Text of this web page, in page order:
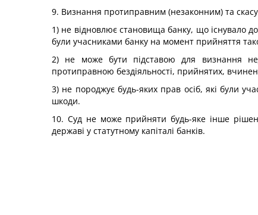
9. Визнання протиправним (незаконним) та
1) не відновлює становища банку, що існувало
були учасниками банку на момент прийняття
2) не може бути підставою для визнання
протиправною бездіяльності, прийнятих,
3) не породжує будь-яких прав осіб, які були
шкоди.
10. Суд не може прийняти будь-яке інше
державі у статутному капіталі банків.